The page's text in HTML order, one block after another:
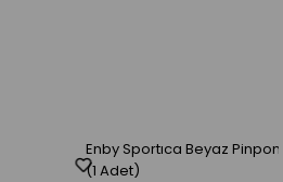
Enby Sportıca Beyaz Pinpon Topu
(1 Adet)